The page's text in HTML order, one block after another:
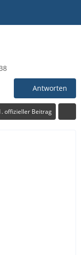
Antworten
offizieller Beitrag